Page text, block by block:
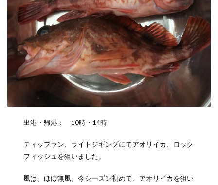
出港・帰港： 10時・14時
ティップラン、ライトジギングにてアオリイカ、ロック
フィッシュを狙いました。
風は、ほぼ無風。今シーズン初めて、アオリイカを狙い